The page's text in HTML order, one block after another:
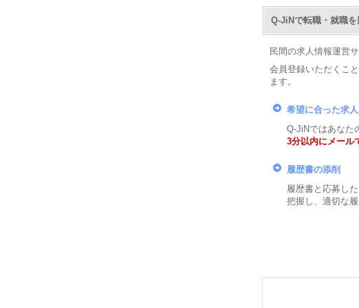
Q-JiNで転職・就職を
民間の求人情報運営
会員登録いただくこ
ます。
希望に合った求
Q-JiNではあなた
3分以内にメール
履歴書の添削
履歴書と応募し
把握し、適切な